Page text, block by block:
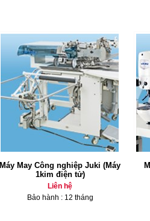
Máy May Công nghiệp Juki (Máy
1kim điện tử)
Liên hệ
Bảo hành : 12 tháng